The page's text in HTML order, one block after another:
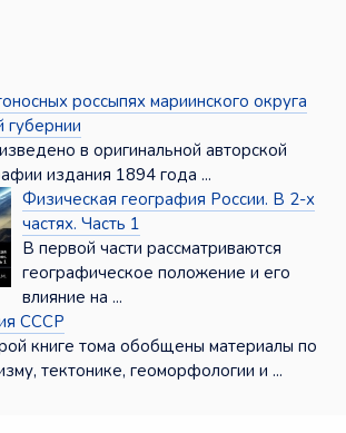
россыпях мариинского округа
губернии
в оригинальной авторской
издания 1894 года ...
Физическая география России. В 2-х
частях. Часть 1
В первой части рассматриваются
географическое положение и его
влияние на ...
СССР
книге тома обобщены материалы по
тектонике, геоморфологии и ...